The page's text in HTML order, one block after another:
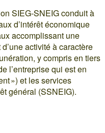
SIEG-SNEIG conduit à
d’intérêt économique
accomplissant une
activité à caractère
y compris en tiers
l’entreprise qui est en
») et les services
général (SSNEIG).